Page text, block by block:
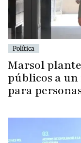
Política
Marsol
públicos a un
para